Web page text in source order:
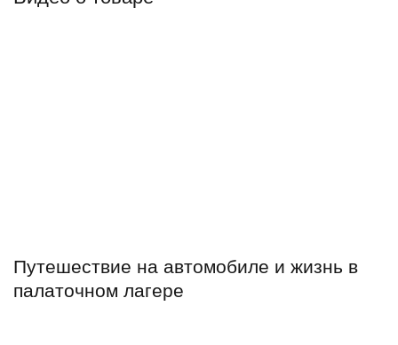
Путешествие на автомобиле и жизнь в
палаточном лагере